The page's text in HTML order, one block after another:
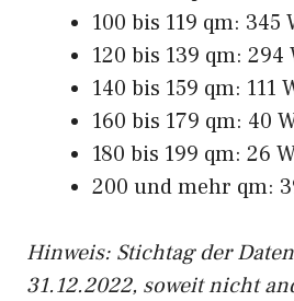
100 bis 119 qm: 345
120 bis 139 qm: 294
140 bis 159 qm: 111
160 bis 179 qm: 40
180 bis 199 qm: 26
200 und mehr qm:
Hinweis: Stichtag der
31.12.2022, soweit nicht